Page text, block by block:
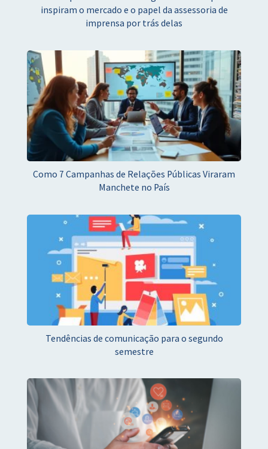
inspiram o mercado e o papel da assessoria de
imprensa por trás delas
Como 7 Campanhas de Relações Públicas Viraram
Manchete no País
Tendências de comunicação para o segundo
semestre